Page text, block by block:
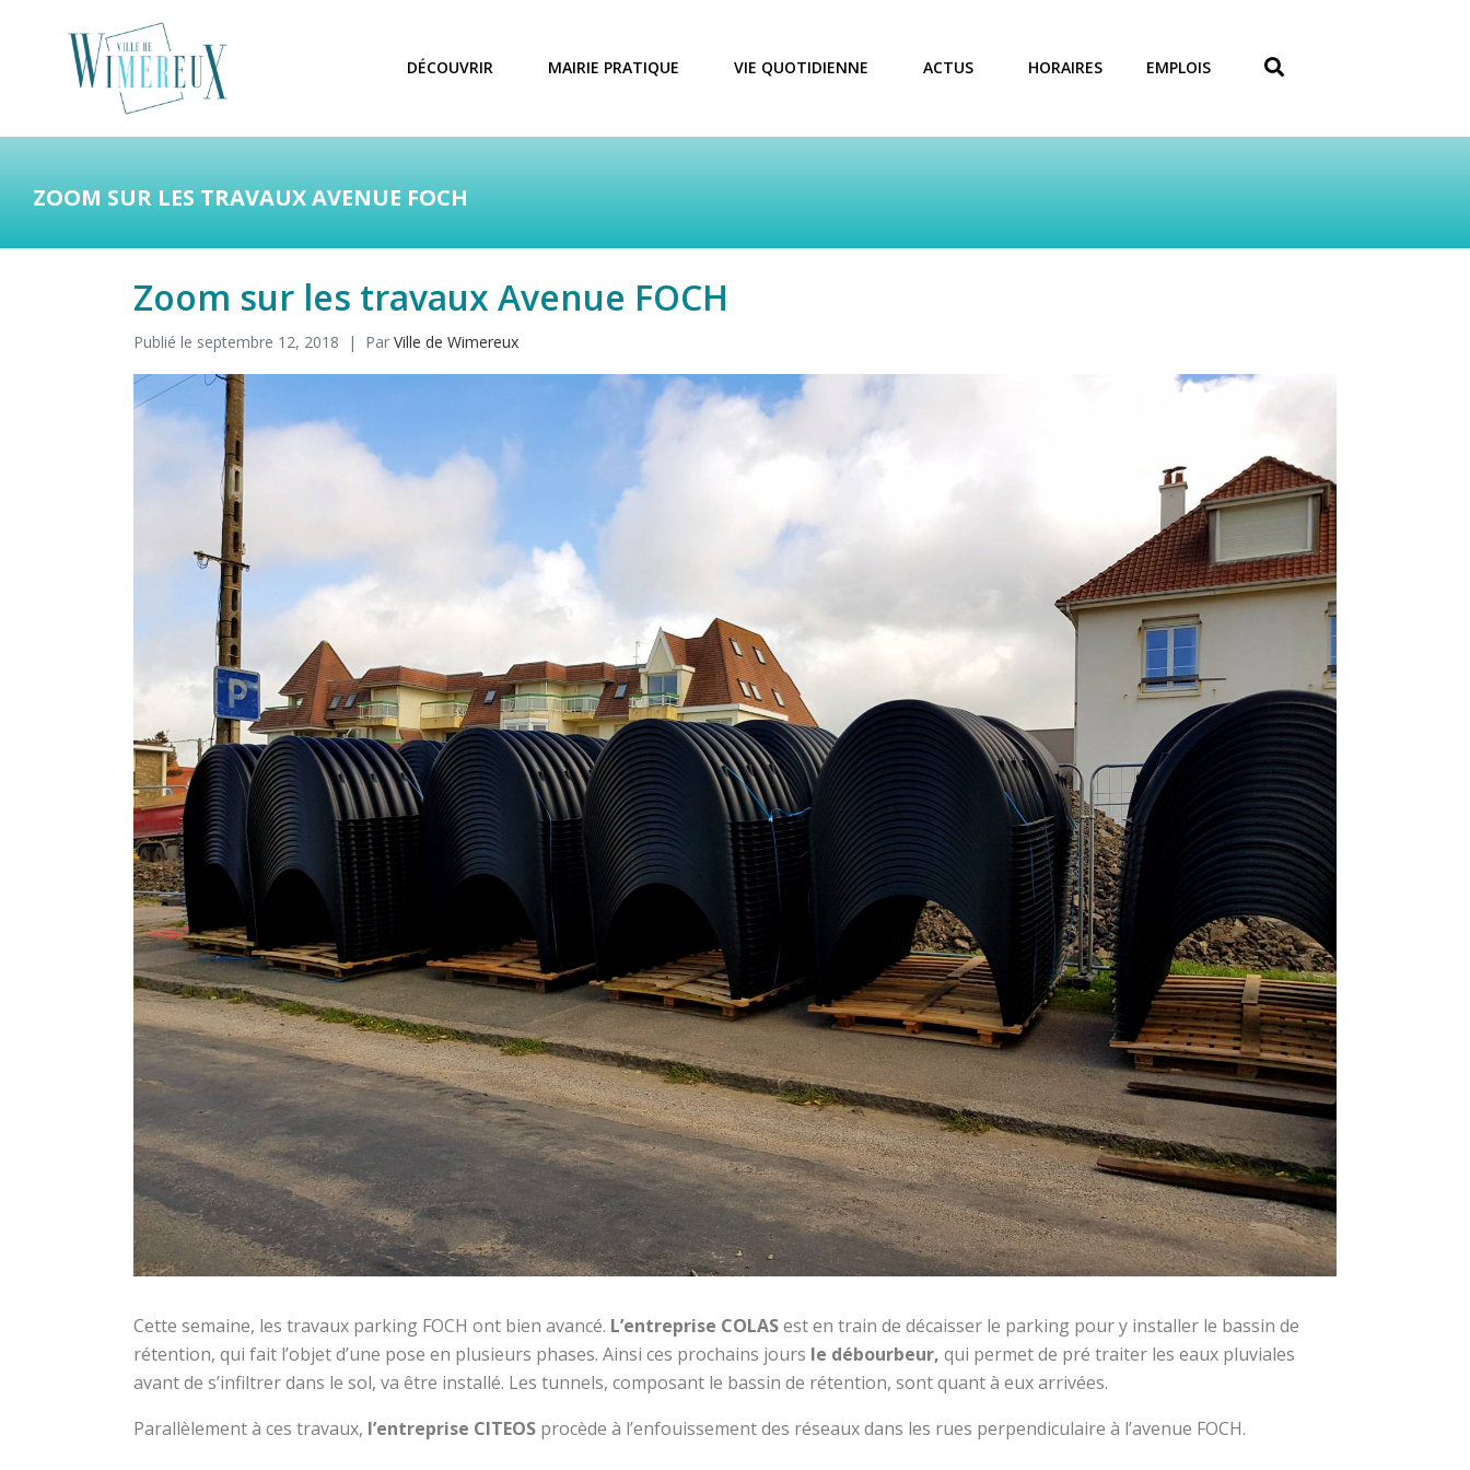
DÉCOUVRIR MAIRIE PRATIQUE VIE QUOTIDIENNE ACTUS HORAIRES EMPLOIS
ZOOM SUR LES TRAVAUX AVENUE FOCH
Zoom sur les travaux Avenue FOCH
Publié le septembre 12, 2018 Par Ville de Wimereux
Cette semaine, les travaux parking FOCH ont bien avancé. L’entreprise COLASest en train de décaisser le parking pour y installer le bassin de
rétention, qui fait l’objet d’une pose en plusieurs phases. Ainsi ces prochains jours le débourbeur, qui permet de pré traiter les eaux pluviales
avant de s’infiltrer dans le sol, va être installé. Les tunnels, composant le bassin de rétention, sont quant à eux arrivées.
Parallèlement à ces travaux, l’entreprise CITEOS procède à l’enfouissement des réseaux dans les rues perpendiculaire à l’avenue FOCH.